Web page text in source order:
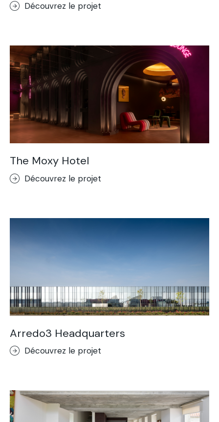
Découvrez le projet
The Moxy Hotel
Découvrez le projet
Arredo3 Headquarters
Découvrez le projet